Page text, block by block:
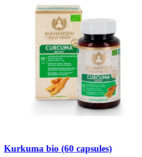
Kurkuma bio (60 capsules)